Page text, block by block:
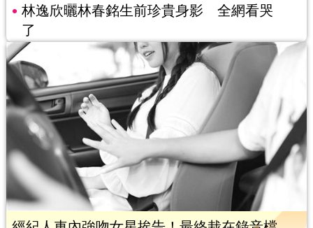
林逸欣曬林春銘生前珍貴身影 全網看哭
了